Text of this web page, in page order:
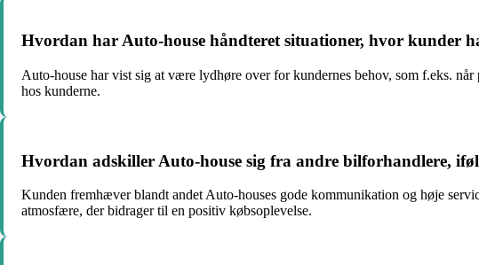
Hvordan har Auto-house håndteret situationer, hvor kunder
Auto-house har vist sig at være lydhøre over for kundernes behov, som f.eks.
hos kunderne.
Hvordan adskiller Auto-house sig fra andre bilforhandlere,
Kunden fremhæver blandt andet Auto-houses gode kommunikation og høje
atmosfære, der bidrager til en positiv købsoplevelse.